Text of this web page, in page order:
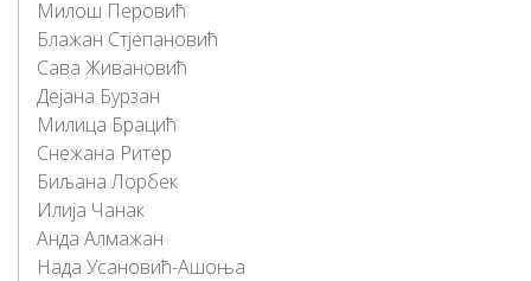
Милош Перовић
Блажан Стјепановић
Сава Живановић
Дејана Бурзан
Милица Брацић
Снежана Ритер
Биљана Лорбек
Илија Чанак
Анда Алмажан
Нада Усановић-Ашоња